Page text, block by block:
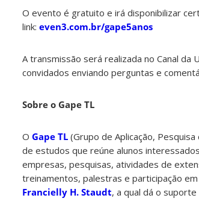
O evento é gratuito e irá disponibilizar
link: even3.com.br/gape5anos
A transmissão será realizada no Canal da
convidados enviando perguntas e
Sobre o Gape TL
O Gape TL (Grupo de Aplicação,
de estudos que reúne alunos
empresas, pesquisas, atividades de
treinamentos, palestras e participação
Francielly H. Staudt, a qual dá o